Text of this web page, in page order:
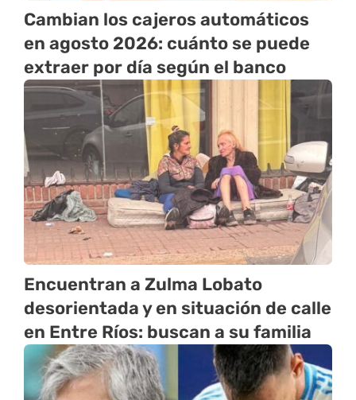
Cambian los cajeros automáticos
en agosto 2026: cuánto se puede
extraer por día según el banco
Encuentran a Zulma Lobato
desorientada y en situación de calle
en Entre Ríos: buscan a su familia